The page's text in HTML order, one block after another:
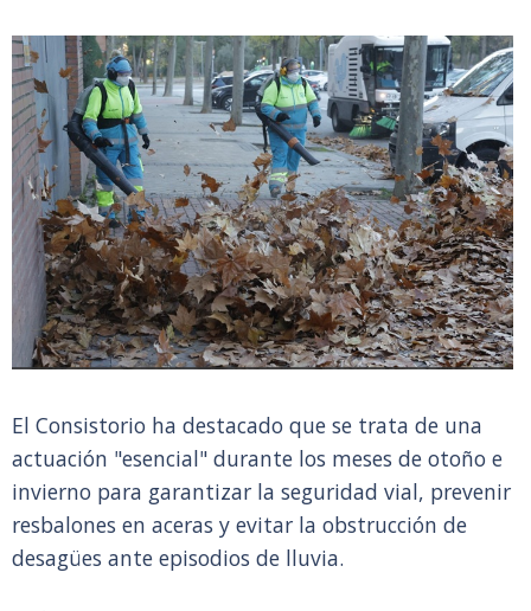
El Consistorio ha destacado que se trata de una
actuación "esencial" durante los meses de otoño e
invierno para garantizar la seguridad vial, prevenir
resbalones en aceras y evitar la obstrucción de
desagües ante episodios de lluvia.